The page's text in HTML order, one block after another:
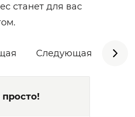
станет для вас
Следующая